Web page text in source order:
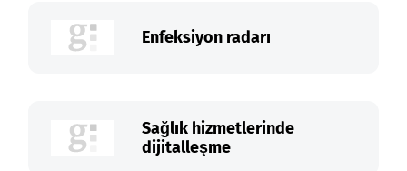
Enfeksiyon radarı
Sağlık hizmetlerinde
dijitalleşme